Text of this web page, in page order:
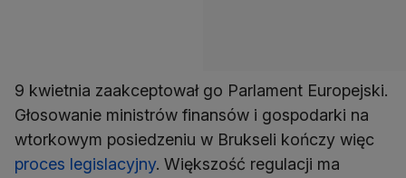
9 kwietnia zaakceptował go Parlament Europejski.
Głosowanie ministrów finansów i gospodarki na
wtorkowym posiedzeniu w Brukseli kończy więc
proces legislacyjny. Większość regulacji ma